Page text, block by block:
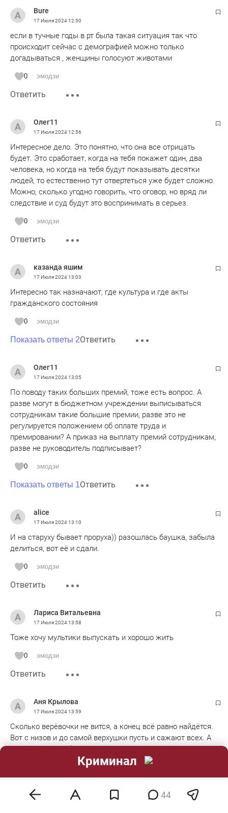
Bure
17 Июля 202412:50
если в тучные годы в рт была такая ситуация так что
происходит сейчас с демографией можно только
догадываться , женщины голосуют животами
0 эмодзи
Ответить
Олег11
17 Июля 202412:56
Интересное дело. Это понятно, что она все отрицать
будет. Это сработает, когда на тебя покажет один, два
человека, но когда на тебя будут показывать десятки
людей, то естественно тут отвертеться уже будет сложно.
Можно, сколько угодно говорить, что оговор, но вряд ли
следствие и суд будут это воспринимать в серьез.
0 эмодзи
Ответить
казанда яшим
17 Июля 202413:03
Интересно так назначают, где культура и где акты
гражданского состояния
0 эмодзи
Показать ответы 2Ответить
Олег11
17 Июля 202413:05
По поводу таких больших премий, тоже есть вопрос. А
разве могут в бюджетном учреждении выписываться
сотрудникам такие большие премии, разве это не
регулируется положением об оплате труда и
премировании? А приказ на выплату премий сотрудникам,
разве не руководитель подписывает?
0 эмодзи
Показать ответы 1Ответить
alice
17 Июля 202413:10
И на старуху бывает проруха)) разошлась баушка, забыла
делиться, вот её и сдали.
0 эмодзи
Ответить
Лариса Витальевна
17 Июля 202413:58
Тоже хочу мультики выпускать и хорошо жить
0 эмодзи
Ответить
Аня Крылова
17 Июля 202413:59
Сколько верёвочки не вится, а конец всё равно найдётся.
Вот с низов и до самой верхушки пусть и сажают всех. А
44
Криминал